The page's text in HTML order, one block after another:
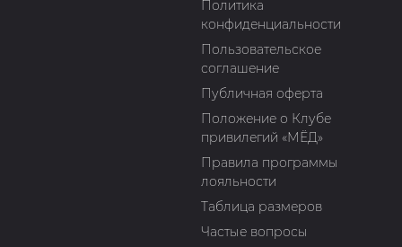
Политика
конфиденциальности
Пользовательское
соглашение
Публичная оферта
Положение о Клубе
привилегий «МЁД»
Правила программы
лояльности
Таблица размеров
Частые вопросы